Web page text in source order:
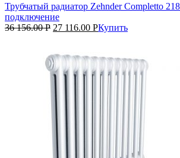
Трубчатый радиатор Zehnder Completto
подключение
36 156.00Р 27 116.00 РКупить